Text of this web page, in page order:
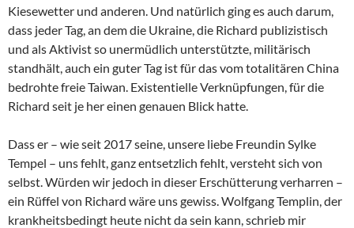
Kiesewetter und anderen. Und natürlich ging es auch darum,
dass jeder Tag, an dem die Ukraine, die Richard publizistisch
und als Aktivist so unermüdlich unterstützte, militärisch
standhält, auch ein guter Tag ist für das vom totalitären China
bedrohte freie Taiwan. Existentielle Verknüpfungen, für die
Richard seit je her einen genauen Blick hatte.
Dass er – wie seit 2017 seine, unsere liebe Freundin Sylke
Tempel – uns fehlt, ganz entsetzlich fehlt, versteht sich von
selbst. Würden wir jedoch in dieser Erschütterung verharren –
ein Rüffel von Richard wäre uns gewiss. Wolfgang Templin, der
krankheitsbedingt heute nicht da sein kann, schrieb mir